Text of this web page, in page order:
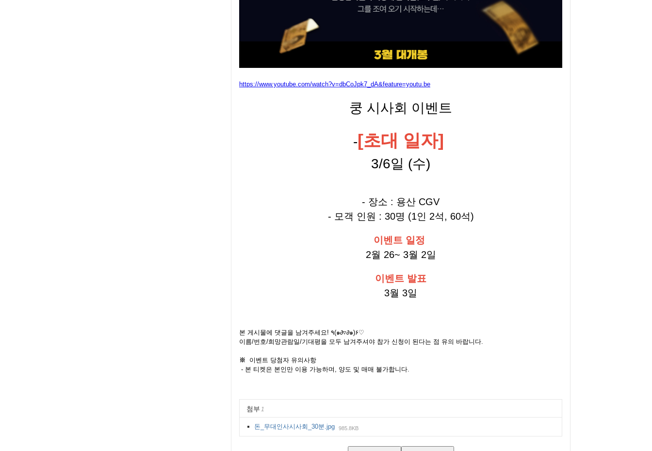
https://www.youtube.com/watch?v=dbCoJpk7_dA&feature=youtu.be
쿵 시사회 이벤트
-[초대 일자]
3/6일 (수)
- 장소 : 용산 CGV
- 모객 인원 : 30명 (1인 2석, 60석)
이벤트 일정
2월 26~ 3월 2일
이벤트 발표
3월 3일
본 게시물에 댓글을 남겨주세요! ٩(๑∂▿∂๑)۶♡
이름/번호/희망관람일/기대평을 모두 남겨주셔야 참가 신청이 된다는 점 유의 바랍니다.
※
이벤트 당첨자 유의사항
- 본 티켓은 본인만 이용 가능하며, 양도 및 매매 불가합니다.
첨부 1
돈_무대인사시사회_30분.jpg 985.8KB